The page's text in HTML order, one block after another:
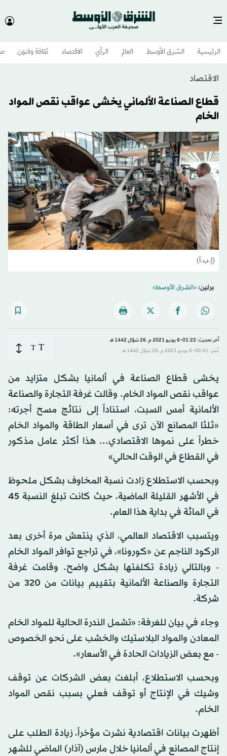
الرئيسية الشرق الأوسط​ العالم الرأي الاقتصاد ثقافة وفنون
الاقتصاد
قطاع الصناعة الألماني يخشى عواقب نقص المواد
الخام
(إ.ب.أ)
برلين:«الشرق الأوسط»
آخر تحديث: 01:22-6 يونيو 2021 م ـ 26 شوّال 1442 هـ
نُشر: 00:41-6 يونيو 2021 م ـ 26 شوّال 1442 هـ
T
T
يخشى قطاع الصناعة في ألمانيا بشكل متزايد من
عواقب نقص المواد الخام. وقالت غرفة التجارة والصناعة
الألمانية أمس السبت، استناداً إلى نتائج مسح أجرته:
«ثلثا المصانع الآن ترى في أسعار الطاقة والمواد الخام
خطراً على نموها الاقتصادي... هذا أكثر عامل مذكور
في القطاع في الوقت الحالي»
وبحسب الاستطلاع زادت نسبة المخاوف بشكل ملحوظ
في الأشهر القليلة الماضية، حيث كانت تبلغ النسبة 45
في المائة في بداية هذا العام.
ويتسبب الاقتصاد العالمي، الذي ينتعش مرة أخرى بعد
الركود الناجم عن «كورونا»، في تراجع توافر المواد الخام
- وبالتالي زيادة تكلفتها بشكل واضح. وقامت غرفة
التجارة والصناعة الألمانية بتقييم بيانات من 320 من
شركة.
وجاء في بيان للغرفة: «تشمل الندرة الحالية للمواد الخام
المعادن والمواد البلاستيك والخشب على نحو الخصوص
- مع بعض الزيادات الحادة في الأسعار».
وبحسب الاستطلاع، أبلغت بعض الشركات عن توقف
وشيك في الإنتاج أو توقف فعلي بسبب نقص المواد
الخام.
أظهرت بيانات اقتصادية نشرت مؤخراً، زيادة الطلب على
إنتاج المصانع في ألمانيا خلال مارس (آذار) الماضي للشهر